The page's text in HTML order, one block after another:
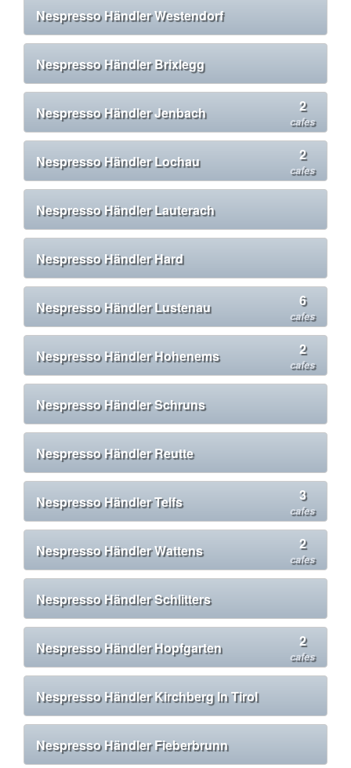
Nespresso Händler Westendorf
Nespresso Händler Brixlegg
Nespresso Händler Jenbach 2
cafes
Nespresso Händler Lochau 2
cafes
Nespresso Händler Lauterach
Nespresso Händler Hard
Nespresso Händler Lustenau 6
cafes
Nespresso Händler Hohenems 2
cafes
Nespresso Händler Schruns
Nespresso Händler Reutte
Nespresso Händler Telfs 3
cafes
Nespresso Händler Wattens 2
cafes
Nespresso Händler Schlitters
Nespresso Händler Hopfgarten 2
cafes
Nespresso Händler Kirchberg In Tirol
Nespresso Händler Fieberbrunn